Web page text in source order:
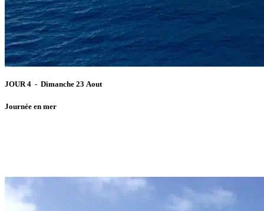
JOUR 4 - Dimanche 23 Aout
Journée en mer